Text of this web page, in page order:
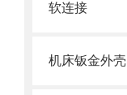
软连接
机床钣金外壳